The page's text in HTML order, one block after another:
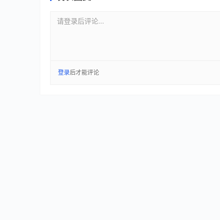
请登录后评论...
登录后才能评论